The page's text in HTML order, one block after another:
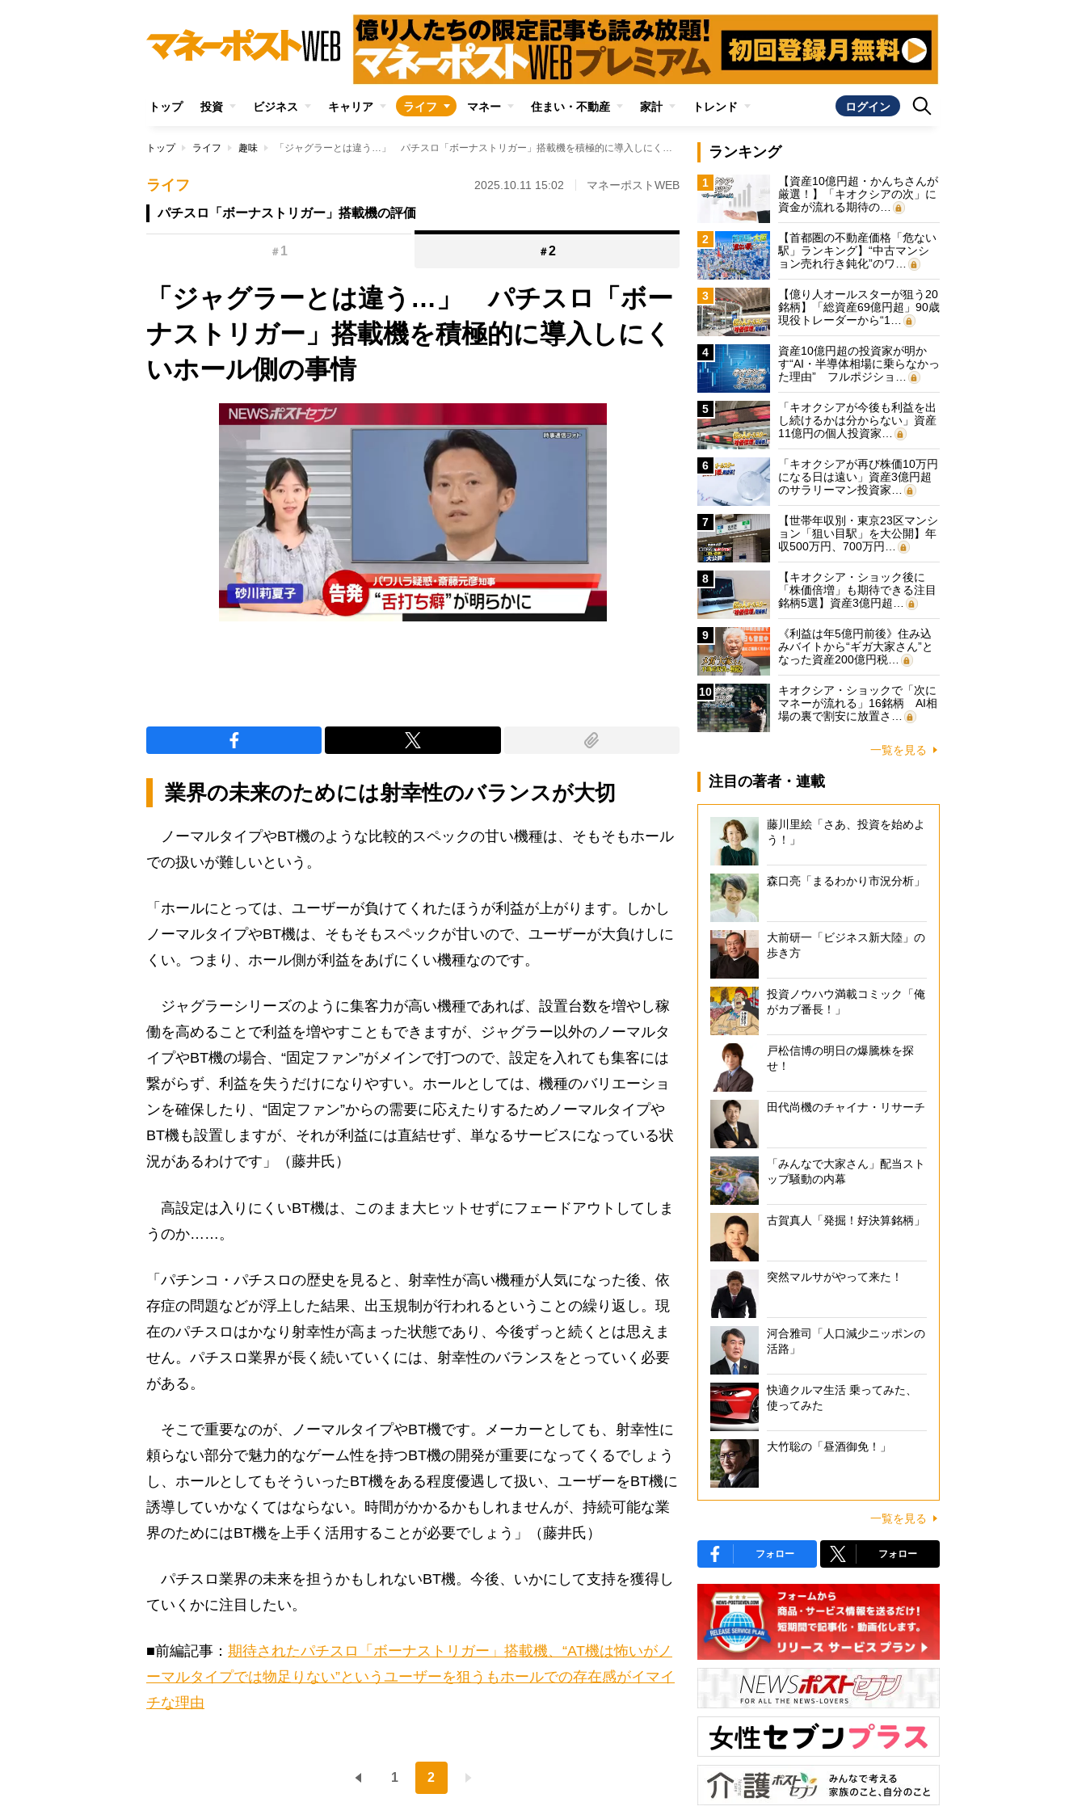
トップ 投資 ビジネス キャリア ライフ マネー 住まい・不動産 家計 トレンド ログイン
トップ ライフ 趣味 「ジャグラーとは違う…」 パチスロ「ボーナストリガー」搭載機を積極的に導入しにくいホール側の事情
ライフ 2025.10.11 15:02 マネーポストWEB
パチスロ「ボーナストリガー」搭載機の評価
＃ 1 ＃2
「ジャグラーとは違う…」 パチスロ「ボー
ナストリガー」搭載機を積極的に導入しにく
いホール側の事情
業界の未来のためには射幸性のバランスが大切
ノーマルタイプやBT機のような比較的スペックの甘い機種は、そもそもホール
での扱いが難しいという。
「ホールにとっては、ユーザーが負けてくれたほうが利益が上がります。しかし
ノーマルタイプやBT機は、そもそもスペックが甘いので、ユーザーが大負けしに
くい。つまり、ホール側が利益をあげにくい機種なのです。
ジャグラーシリーズのように集客力が高い機種であれば、設置台数を増やし稼
働を高めることで利益を増やすこともできますが、ジャグラー以外のノーマルタ
イプやBT機の場合、“固定ファン”がメインで打つので、設定を入れても集客には
繋がらず、利益を失うだけになりやすい。ホールとしては、機種のバリエーショ
ンを確保したり、“固定ファン”からの需要に応えたりするためノーマルタイプや
BT機も設置しますが、それが利益には直結せず、単なるサービスになっている状
況があるわけです」（藤井氏）
高設定は入りにくいBT機は、このまま大ヒットせずにフェードアウトしてしま
うのか……。
「パチンコ・パチスロの歴史を見ると、射幸性が高い機種が人気になった後、依
存症の問題などが浮上した結果、出玉規制が行われるということの繰り返し。現
在のパチスロはかなり射幸性が高まった状態であり、今後ずっと続くとは思えま
せん。パチスロ業界が長く続いていくには、射幸性のバランスをとっていく必要
がある。
そこで重要なのが、ノーマルタイプやBT機です。メーカーとしても、射幸性に
頼らない部分で魅力的なゲーム性を持つBT機の開発が重要になってくるでしょう
し、ホールとしてもそういったBT機をある程度優遇して扱い、ユーザーをBT機に
誘導していかなくてはならない。時間がかかるかもしれませんが、持続可能な業
界のためにはBT機を上手く活用することが必要でしょう」（藤井氏）
パチスロ業界の未来を担うかもしれないBT機。今後、いかにして支持を獲得し
ていくかに注目したい。
■前編記事： 期待されたパチスロ「ボーナストリガー」搭載機、“AT機は怖いがノ
ーマルタイプでは物足りない”というユーザーを狙うもホールでの存在感がイマイ
チな理由
1 2
ランキング
1
【資産10億円超・かんちさんが
厳選！】「キオクシアの次」に
資金が流れる期待の…
2
【首都圏の不動産価格「危ない
駅」ランキング】“中古マンシ
ョン売れ行き鈍化”のワ…
3
【億り人オールスターが狙う20
銘柄】「総資産69億円超」90歳
現役トレーダーから“1…
4
資産10億円超の投資家が明か
す“AI・半導体相場に乗らなかっ
た理由” フルポジショ…
5
「キオクシアが今後も利益を出
し続けるかは分からない」資産
11億円の個人投資家…
6
「キオクシアが再び株価10万円
になる日は遠い」資産3億円超
のサラリーマン投資家…
7
【世帯年収別・東京23区マンシ
ョン「狙い目駅」を大公開】年
収500万円、700万円…
8
【キオクシア・ショック後に
「株価倍増」も期待できる注目
銘柄5選】資産3億円超…
9
《利益は年5億円前後》住み込
みバイトから“ギガ大家さん”と
なった資産200億円税…
10
キオクシア・ショックで「次に
マネーが流れる」16銘柄 AI相
場の裏で割安に放置さ…
一覧を見る
注目の著者・連載
藤川里絵「さあ、投資を始めよ
う！」
森口亮「まるわかり市況分析」
大前研一「ビジネス新大陸」の
歩き方
投資ノウハウ満載コミック「俺
がカブ番長！」
戸松信博の明日の爆騰株を探
せ！
田代尚機のチャイナ・リサーチ
「みんなで大家さん」配当スト
ップ騒動の内幕
古賀真人「発掘！好決算銘柄」
突然マルサがやって来た！
河合雅司「人口減少ニッポンの
活路」
快適クルマ生活 乗ってみた、
使ってみた
大竹聡の「昼酒御免！」
一覧を見る
フォロー フォロー